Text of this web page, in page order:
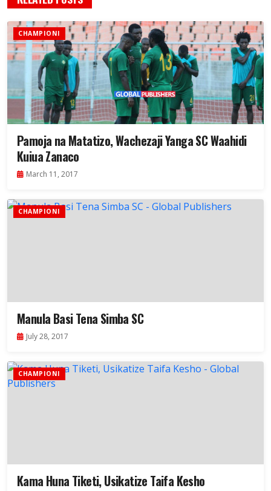
CHAMPIONI
Pamoja na Matatizo, Wachezaji Yanga SC Waahidi
Kuiua Zanaco
March 11, 2017
CHAMPIONI
Manula Basi Tena Simba SC
July 28, 2017
CHAMPIONI
Kama Huna Tiketi, Usikatize Taifa Kesho